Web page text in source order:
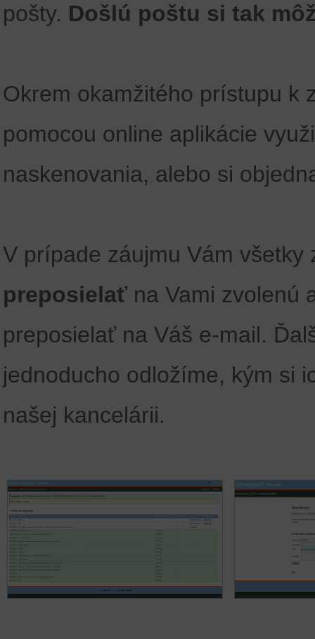
pošty. Došlú poštu si tak
Okrem okamžitého prístupu k
pomocou online aplikácie
naskenovania, alebo si
V prípade záujmu Vám všetky
preposielať na Vami zvolenú
preposielať na Váš e-mail.
jednoducho odložíme, kým si
našej kancelárii.